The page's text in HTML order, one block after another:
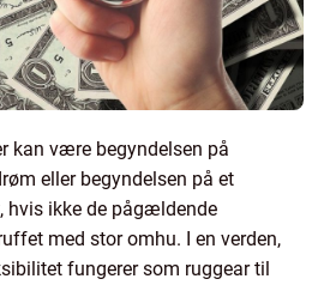
kan være begyndelsen på
eller begyndelsen på et
hvis ikke de pågældende
med stor omhu. I en verden,
fungerer som ruggear til